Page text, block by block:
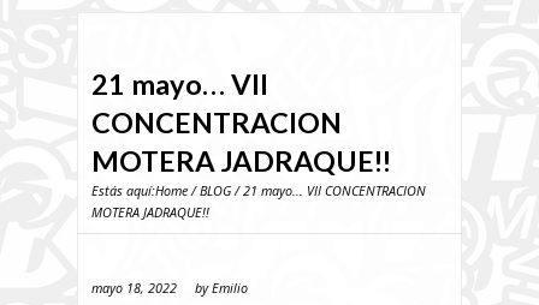
21 mayo… VII
CONCENTRACION
MOTERA JADRAQUE!!
Estás aquí:Home/BLOG/ 21 mayo... VII CONCENTRACION
MOTERA JADRAQUE!!
mayo 18, 2022 byEmilio